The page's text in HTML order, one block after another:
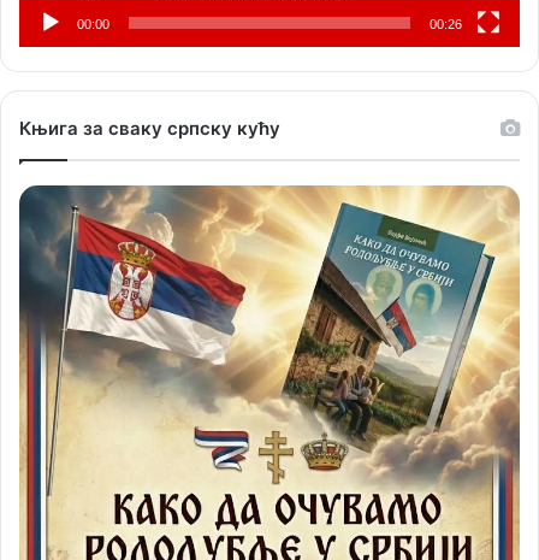
00:00 00:26
Књига за сваку српску кућу